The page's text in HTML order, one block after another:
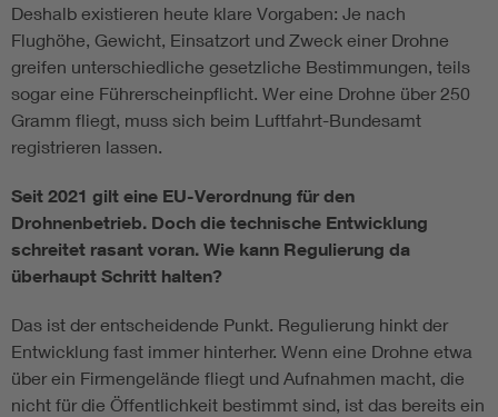
Deshalb existieren heute klare Vorgaben: Je nach
Flughöhe, Gewicht, Einsatzort und Zweck einer Drohne
greifen unterschiedliche gesetzliche Bestimmungen, teils
sogar eine Führerscheinpflicht. Wer eine Drohne über 250
Gramm fliegt, muss sich beim Luftfahrt-Bundesamt
registrieren lassen.
Seit 2021 gilt eine EU-Verordnung für den
Drohnenbetrieb. Doch die technische Entwicklung
schreitet rasant voran. Wie kann Regulierung da
überhaupt Schritt halten?
Das ist der entscheidende Punkt. Regulierung hinkt der
Entwicklung fast immer hinterher. Wenn eine Drohne etwa
über ein Firmengelände fliegt und Aufnahmen macht, die
nicht für die Öffentlichkeit bestimmt sind, ist das bereits ein